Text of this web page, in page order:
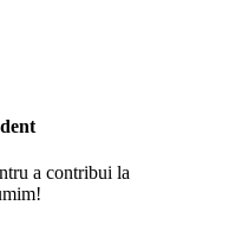
a contribui la